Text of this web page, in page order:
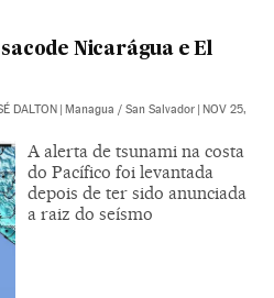
Nicarágua e El
DALTON | Managua / San Salvador | NOV 25,
A alerta de tsunami na costa
do Pacífico foi levantada
depois de ter sido anunciada
a raiz do seísmo